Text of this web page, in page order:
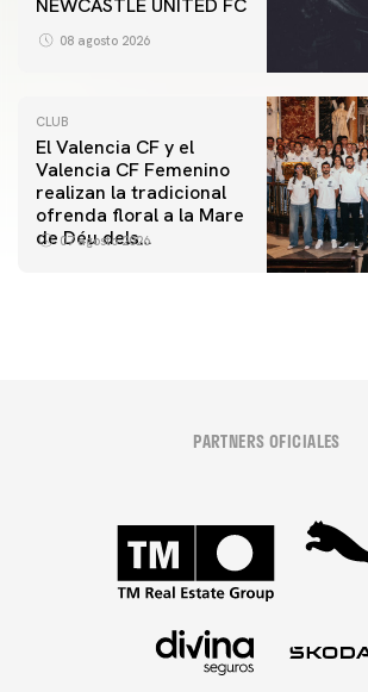
NEWCASTLE UNITED FC
08 agosto 2026
CLUB
El Valencia CF y el
Valencia CF Femenino
realizan la tradicional
ofrenda floral a la Mare
de Déu dels
07 agosto 2026
PARTNERS OFICIALES